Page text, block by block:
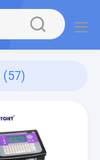
(57)